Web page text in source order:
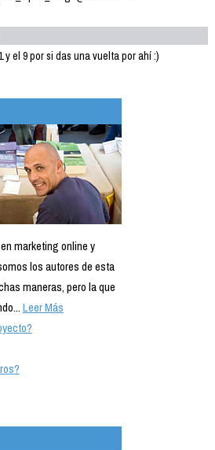
y el 9 por si das una vuelta por ahí :)
marketing online y
los autores de esta
maneras, pero la que
Leer Más